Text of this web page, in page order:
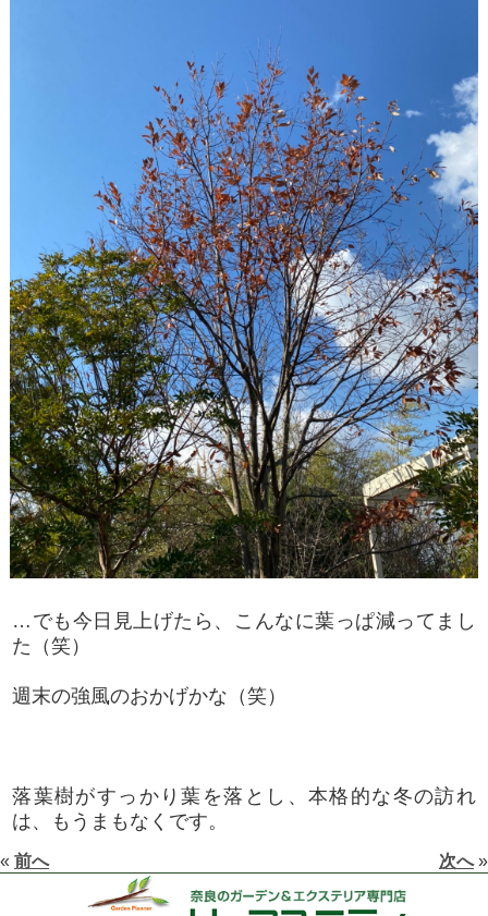
…でも今日見上げたら、こんなに葉っぱ減ってまし
た（笑）
週末の強風のおかげかな（笑）
落葉樹がすっかり葉を落とし、本格的な冬の訪れ
は、もうまもなくです。
« 前へ 次へ»